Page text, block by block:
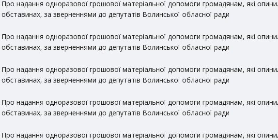
Про надання одноразової грошової матеріальної допомоги громадянам, які
обставинах, за зверненнями до депутатів Волинської обласної ради
Про надання одноразової грошової матеріальної допомоги громадянам, які
обставинах, за зверненнями до депутатів Волинської обласної ради
Про надання одноразової грошової матеріальної допомоги громадянам, які
обставинах, за зверненнями до депутатів Волинської обласної ради
Про надання одноразової грошової матеріальної допомоги громадянам, які
обставинах, за зверненнями до депутатів Волинської обласної ради
Про надання одноразової грошової матеріальної допомоги громадянам, які